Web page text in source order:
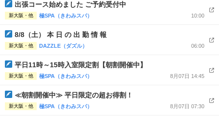
日本人スタッフのみ
駅から徒歩5分以内
閉じる
出張コース始めました ご予約受付中
新大阪・他 極SPA（きわみスパ） 10:00
8/8（土） 本 日 の 出 勤 情 報
新大阪・他 DAZZLE（ダズル） 06:00
平日11時～15時入室限定割【朝割開催中】
新大阪・他 極SPA（きわみスパ） 8月07日 14:45
≪朝割開催中≫ 平日限定の超お得割！
新大阪・他 極SPA（きわみスパ） 8月07日 07:30